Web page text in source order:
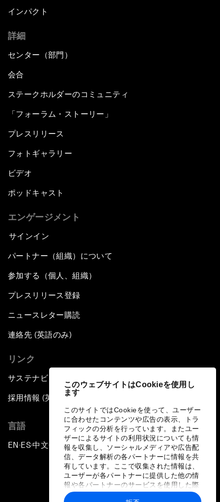
このウェブサイトはCookieを使用し
ます
このサイトではCookieを使って、ユーザー
に合わせたコンテンツや広告の表示、トラ
フィックの分析を行っています。またユー
ザーによるサイトの利用状況についても情
報を収集し、ソーシャルメディアや広告配
信、データ解析の各パートナーに情報を共
有しています。ここで収集された情報は、
ユーザーが各パートナーに提供した他の情
報や各パートナーのサービスを使用した際
に収集された情報と組み合わされ、各パー
インパクト
詳細
センター（部門）
会合
ステークホルダーのコミュニティ
「フォーラム・ストーリー」
プレスリリース
フォトギャラリー
ビデオ
ポッドキャスト
エンゲージメント
サインイン
パートナー（組織）について
参加する（個人、組織）
プレスリリース登録
ニュースレター購読
連絡先 (英語のみ)
リンク
サステナビリティへの取り組み
採用情報 (英語のみ)
言語
EN ▪ES▪中文▪ 日本語